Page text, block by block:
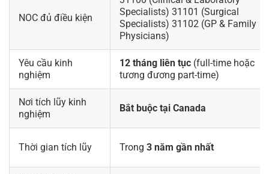
NOC đủ điều kiện
Specialists) 31101 (Surgical
Specialists) 31102 (GP & Family
Physicians)
Yêu cầu kinh
nghiệm
12 tháng liên tục (full-time hoặc
tương đương part-time)
Nơi tích lũy kinh
nghiệm
Bắt buộc tại Canada
Thời gian tích lũy Trong 3 năm gần nhất